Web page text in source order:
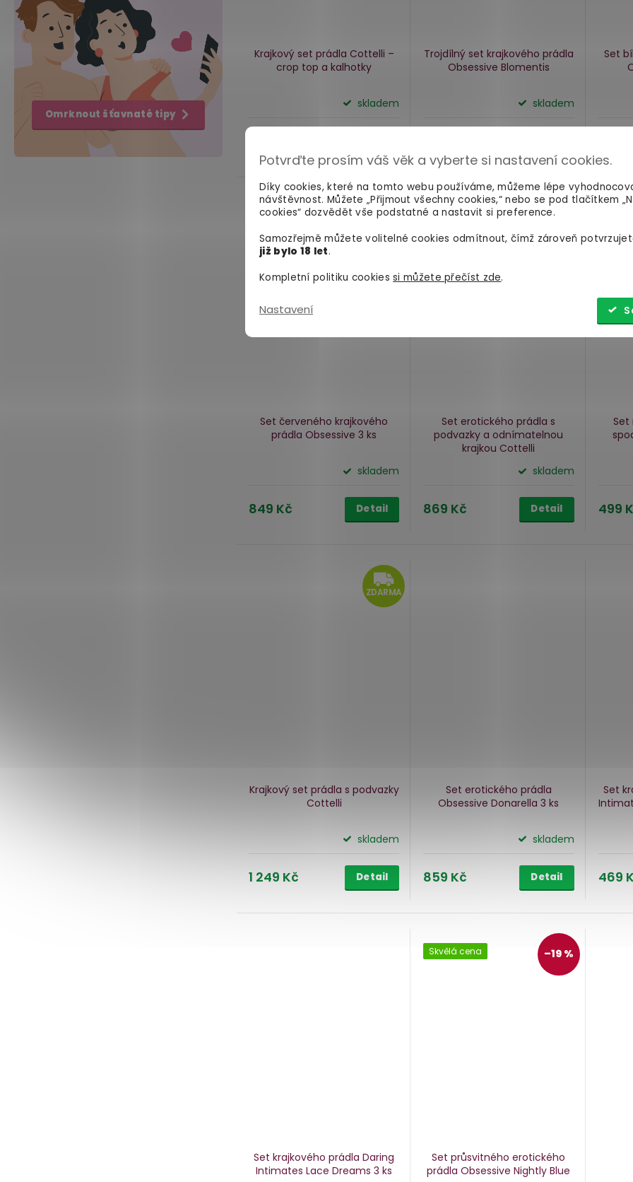
Potvrďte prosím váš věk a vyberte si nastavení cookies.
Díky cookies, které na tomto webu používáme, můžeme lépe
návštěvnost. Můžete „Přijmout všechny cookies,“ nebo se pod tlačítkem
cookies“ dozvědět vše podstatné a nastavit si preference.
Samozřejmě můžete volitelné cookies odmítnout, čímž zároveň
již bylo 18 let.
Kompletní politiku cookiessi můžete přečíst zde.
Nastavení
Omrknout šťavnaté tipy
Krajkový set prádla Cottelli –
crop top a kalhotky
skladem
Trojdílný set krajkového prádla
Obsessive Blomentis
skladem
Set
Set červeného krajkového
prádla Obsessive3 ks
skladem
849 Kč Detail
PLUS SIZE
Set erotického prádla s
podvazky a odnímatelnou
krajkou Cottelli
skladem
869 Kč Detail
Set
499
ZDARMA
ZDARMA
Krajkový set prádla s podvazky
Cottelli
skladem
1 249 Kč Detail
Set erotického prádla
Obsessive Donarella3 ks
skladem
859 Kč Detail
Set
469
Set krajkového prádla Daring
Intimates Lace Dreams3 ks
Skvělá cena –19 %
Set průsvitného erotického
prádla Obsessive Nightly Blue